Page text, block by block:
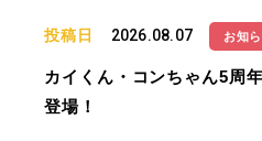
投稿日 2026.08.07 お知
カイくん・コンちゃん5周
登場！